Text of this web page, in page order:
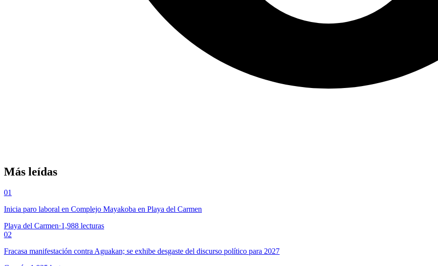
Más leídas
01
Inicia paro laboral en Complejo Mayakoba en Playa del Carmen
Playa del Carmen·1,988 lecturas
02
Fracasa manifestación contra Aguakan; se exhibe desgaste del discurso político para 2027